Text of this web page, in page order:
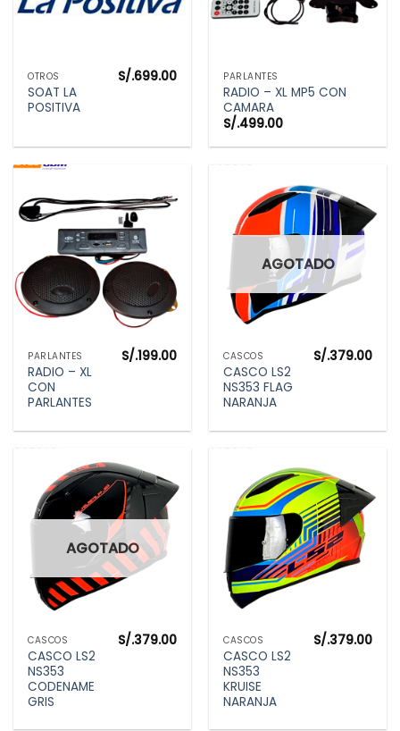
OTROS
SOAT LA
POSITIVA
S/.699.00 PARLANTES
RADIO – XL MP5 CON
CAMARA
S/.499.00
PARLANTES
RADIO – XL
CON
PARLANTES
S/.199.00
AGOTADO
CASCOS
CASCO LS2
NS353 FLAG
NARANJA
S/.379.00
AGOTADO
CASCOS
CASCO LS2
NS353
CODENAME
GRIS
S/.379.00 CASCOS
CASCO LS2
NS353
KRUISE
NARANJA
S/.379.00